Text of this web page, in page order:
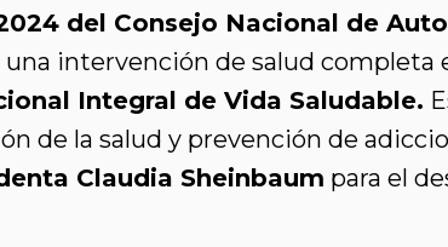
del Consejo Nacional de
intervención de salud completa
Integral de Vida Saludable.
de la salud y prevención de
Claudia Sheinbaum para el